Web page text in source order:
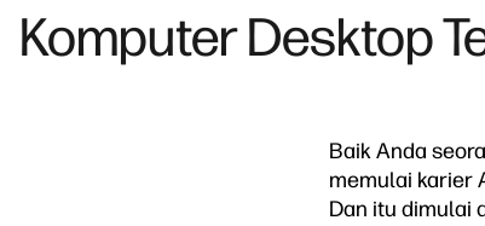
Komputer Desktop
Baik Anda
memulai karier
Dan itu dimulai